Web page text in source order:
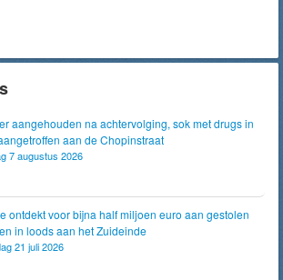
aangehouden na achtervolging, sok met drugs in
aan de Chopinstraat
7 augustus 2026
ontdekt voor bijna half miljoen euro aan gestolen
in loods aan het Zuideinde
21 juli 2026